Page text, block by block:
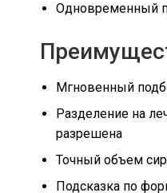
Одновременный
Мгновенный
Разделение на
разрешена
Точный объем
Подсказка по